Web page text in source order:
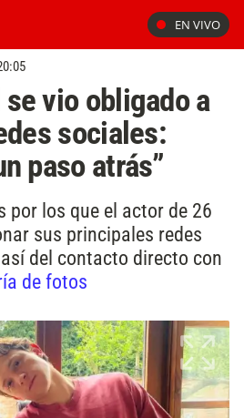
EN VIVO
vio obligado a
sociales:
paso atrás”
por los que el actor de 26
sus principales redes
del contacto directo con
de fotos